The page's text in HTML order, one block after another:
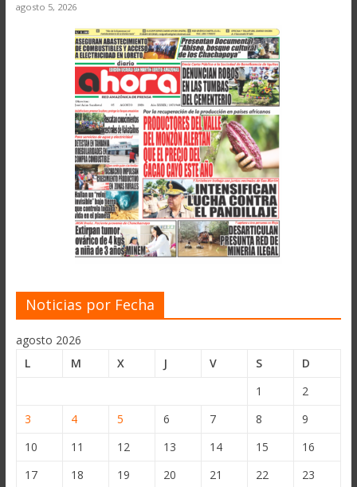
agosto 5, 2026
Noticias por Fecha
agosto 2026
L
M X J V S
D
1
2
3
4 5 6 7 8
9
10
11 12 13 14 15
16
17
18 19 20 21 22
23